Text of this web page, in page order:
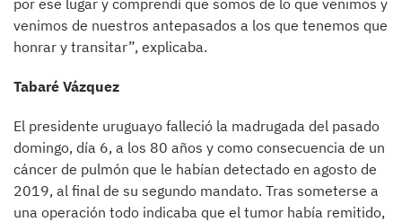
por ese lugar y comprendí que somos de lo que venimos y
venimos de nuestros antepasados a los que tenemos que
honrar y transitar”, explicaba.
Tabaré Vázquez
El presidente uruguayo falleció la madrugada del pasado
domingo, día 6, a los 80 años y como consecuencia de un
cáncer de pulmón que le habían detectado en agosto de
2019, al final de su segundo mandato. Tras someterse a
una operación todo indicaba que el tumor había remitido,